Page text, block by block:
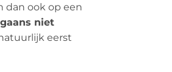
dan ook op een
niet
eerst